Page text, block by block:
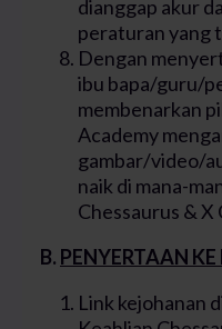
dianggap akur
peraturan yang
Dengan
ibu bapa/guru/
membenarkan
Academy
gambar/video/
naik di mana-
Chessaurus & X
B. PENYERTAAN
Link kejohanan